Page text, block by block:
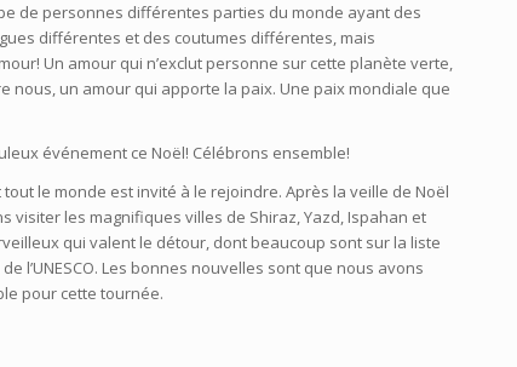
de personnes différentes parties du monde ayant des
différentes et des coutumes différentes, mais
Un amour qui n’exclut personne sur cette planète verte,
nous, un amour qui apporte la paix. Une paix mondiale que
événement ce Noël! Célébrons ensemble!
le monde est invité à le rejoindre. Après la veille de Noël
visiter les magnifiques villes de Shiraz, Yazd, Ispahan et
qui valent le détour, dont beaucoup sont sur la liste
l’UNESCO. Les bonnes nouvelles sont que nous avons
pour cette tournée.